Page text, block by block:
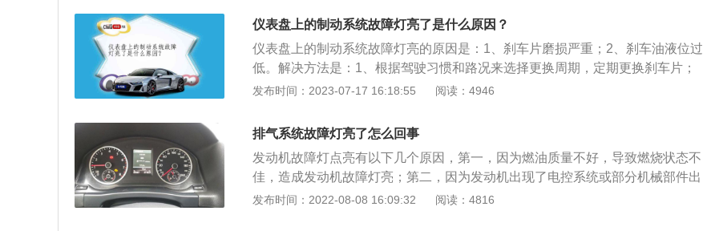
812mm，这款车采用了轻质优化的麦弗逊前悬架和全新调校的多连杆后独立悬
架，带来了更稳定、更精准的驾控感受。
仪表盘上的制动系统故障灯亮了是什么原因？
仪表盘上的制动系统故障灯亮的原因是：1、刹车片磨损严重；2、刹车油液位过
低。解决方法是：1、根据驾驶习惯和路况来选择更换周期，定期更换刹车片；
2、及时补充制动液。制动系统是整个汽车中关键的部分，一旦制动系统出现故
降低的一系列专门装置，主要由供能装置、控制装置、传动装置和制动器4部分
组成。其作用是使行驶中的车减速甚至停车、使下坡行驶的汽车速度保持稳定、
使已停驶的汽车保持不动。
发布时间：2023-07-17 16:18:55 阅读：4946
排气系统故障灯亮了怎么回事
发动机故障灯点亮有以下几个原因，第一，因为燃油质量不好，导致燃烧状态不
佳，造成发动机故障灯亮；第二，因为发动机出现了电控系统或部分机械部件出
现了故障，无法保障发动机的正常运行，比如：火花塞、传感器、执行器甚至发
发布时间：2022-08-08 16:09:32 阅读：4816